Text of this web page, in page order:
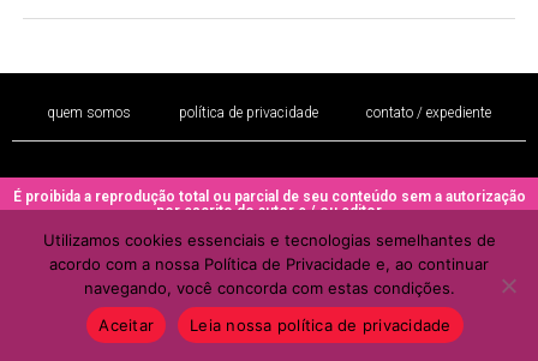
quem somos política de privacidade contato / expediente
É proibida a reprodução total ou parcial de seu conteúdo sem a autorização
por escrito do autor e / ou editor
Copyright © 2022 - Todos os direitos reservados ao PORTAL BRAZIL
MULHER
Utilizamos cookies essenciais e tecnologias semelhantes de
acordo com a nossa Política de Privacidade e, ao continuar
navegando, você concorda com estas condições.
Aceitar
Leia nossa política de privacidade